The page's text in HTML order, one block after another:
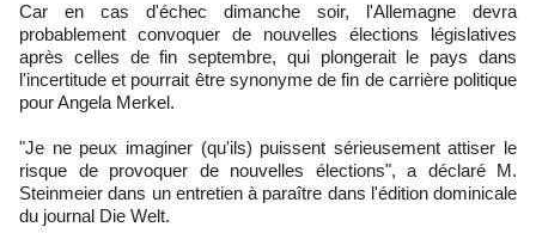
Car en cas d'échec dimanche soir, l'Allemagne devra
probablement convoquer de nouvelles élections législatives
après celles de fin septembre, qui plongerait le pays dans
l'incertitude et pourrait être synonyme de fin de carrière politique
pour Angela Merkel.
"Je ne peux imaginer (qu'ils) puissent sérieusement attiser le
risque de provoquer de nouvelles élections", a déclaré M.
Steinmeier dans un entretien à paraître dans l'édition dominicale
du journal Die Welt.